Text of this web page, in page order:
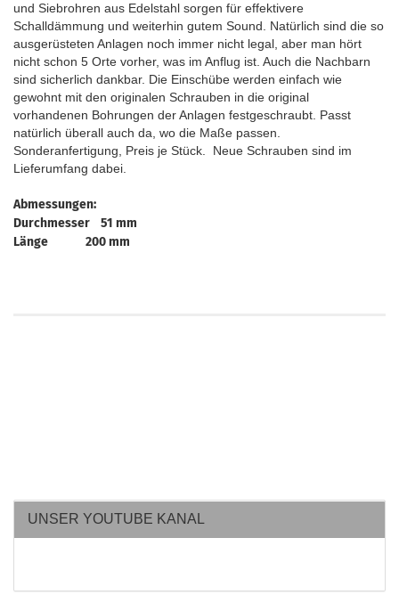
und Siebrohren aus Edelstahl sorgen für effektivere
Schalldämmung und weiterhin gutem Sound. Natürlich sind die so
ausgerüsteten Anlagen noch immer nicht legal, aber man hört
nicht schon 5 Orte vorher, was im Anflug ist. Auch die Nachbarn
sind sicherlich dankbar. Die Einschübe werden einfach wie
gewohnt mit den originalen Schrauben in die original
vorhandenen Bohrungen der Anlagen festgeschraubt. Passt
natürlich überall auch da, wo die Maße passen.
Sonderanfertigung, Preis je Stück. Neue Schrauben sind im
Lieferumfang dabei.
Abmessungen:
Durchmesser 51 mm
Länge 200 mm
UNSER YOUTUBE KANAL